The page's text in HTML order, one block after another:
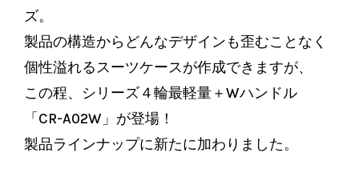
ズ。
製品の構造からどんなデザインも歪むことなく
個性溢れるスーツケースが作成できますが、
この程、シリーズ４輪最軽量＋Wハンドル
「CR-A02W」が登場！
製品ラインナップに新たに加わりました。